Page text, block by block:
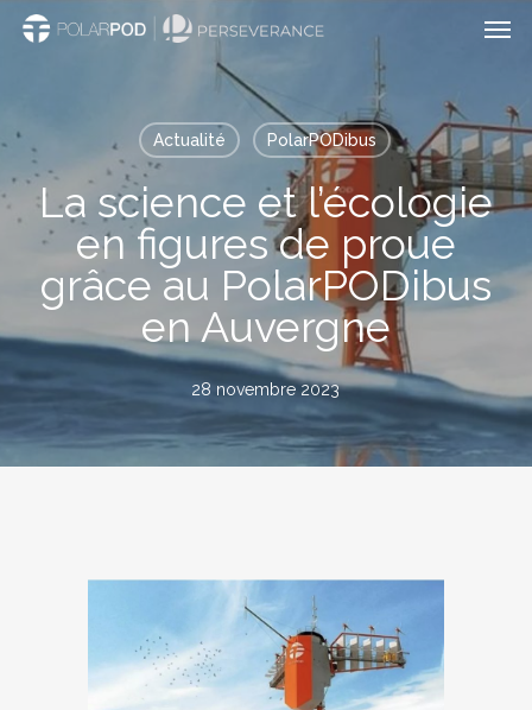
Passer
Actualité PolarPODibus
La science et l’écologie
en figures de proue
grâce au PolarPODibus
en Auvergne
28 novembre 2023